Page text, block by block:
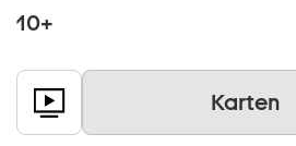
10+
Karten